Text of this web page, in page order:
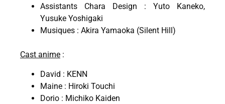
Assistants Chara Design : Yuto Kaneko,
Yusuke Yoshigaki
Musiques : Akira Yamaoka (Silent Hill)
Cast anime :
David : KENN
Maine : Hiroki Touchi
Dorio : Michiko Kaiden